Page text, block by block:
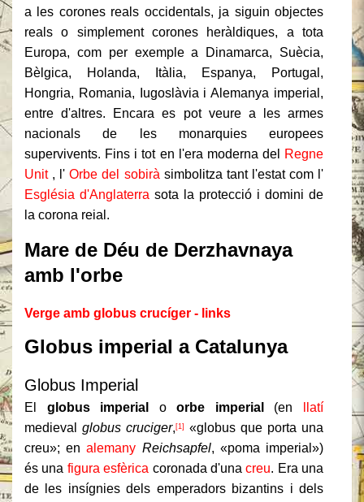
a les corones reals occidentals, ja siguin objectes
reals o simplement corones heràldiques, a tota
Europa, com per exemple a Dinamarca, Suècia,
Bèlgica, Holanda, Itàlia, Espanya, Portugal,
Hongria, Romania, Iugoslàvia i Alemanya imperial,
entre d'altres.
Encara es pot veure a les armes
nacionals de les monarquies europees
supervivents. Fins i tot en l'era moderna del
Regne
Unit, l'Orbe del sobirà simbolitza tant l'estat com l'
Església d'Anglaterra sota la protecció i domini de
la corona reial.
Mare de Déu de Derzhavnaya
amb l'orbe
Verge amb globus crucíger - links
Globus imperial a Catalunya
Globus Imperial
El globus imperial oorbe imperial (en
llatí
medieval globus cruciger, [1]
«globus que porta una
creu»; enalemany Reichsapfel, «poma imperial»)
és una figura esfèrica coronada d'unacreu. Era una
de les insígnies dels emperadors bizantins i dels